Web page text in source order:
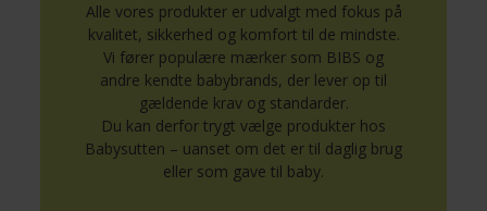
Alle vores produkter er udvalgt med fokus på
kvalitet, sikkerhed og komfort til de mindste.
Vi fører populære mærker som BIBS og
andre kendte babybrands, der lever op til
gældende krav og standarder.
Du kan derfor trygt vælge produkter hos
Babysutten – uanset om det er til daglig brug
eller som gave til baby.